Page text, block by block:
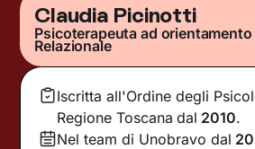
Claudia Picinotti
Psicoterapeuta ad
Relazionale
Iscritta all'Ordine degli
Regione Toscana dal 2010.
Nel team di Unobravo dal